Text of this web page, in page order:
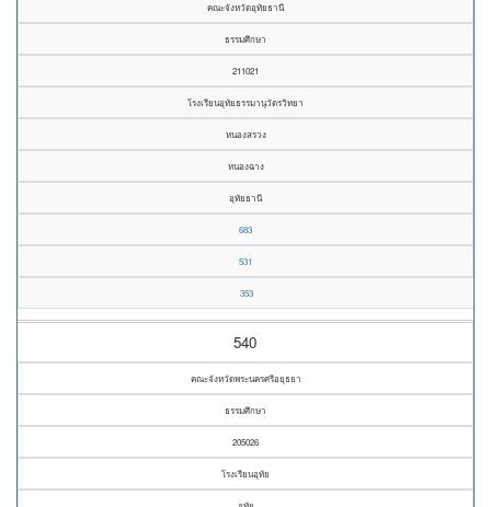
คณะจังหวัดอุทัยธานี
ธรรมศึกษา
211021
โรงเรียนอุทัยธรรมานุวัตรวิทยา
หนองสรวง
หนองฉาง
อุทัยธานี
683
531
353
540
คณะจังหวัดพระนครศรีอยุธยา
ธรรมศึกษา
205026
โรงเรียนอุทัย